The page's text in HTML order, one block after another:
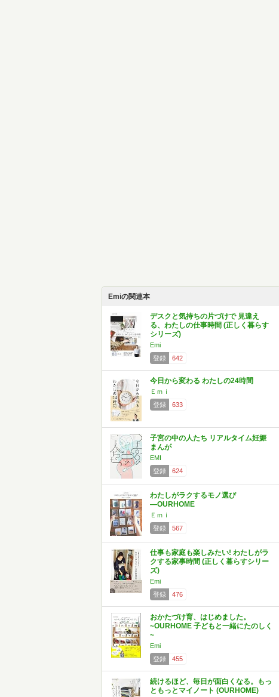
Emiの関連本
デスクと気持ちの片づけで 見違え
る、わたしの仕事時間 (正しく暮らす
シリーズ)
Emi
登録
642
今日から変わる わたしの24時間
Ｅｍｉ
登録
633
子宮の中の人たち リアルタイム妊娠
まんが
EMI
登録
624
わたしがラクするモノ選び
―OURHOME
Ｅｍｉ
登録
567
仕事も家庭も楽しみたい! わたしがラ
クする家事時間 (正しく暮らすシリー
ズ)
Emi
登録
476
おかたづけ育、はじめました。
~OURHOME 子どもと一緒にたのしく
~
Emi
登録
455
続けるほど、毎日が面白くなる。もっ
ともっとマイノート (OURHOME)